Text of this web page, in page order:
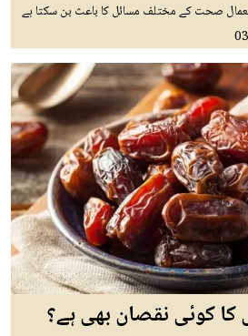
صحت کے مختلف مسائل کا باعث بن سکتا ہے
کا کوئی نقصان بھی ہے؟